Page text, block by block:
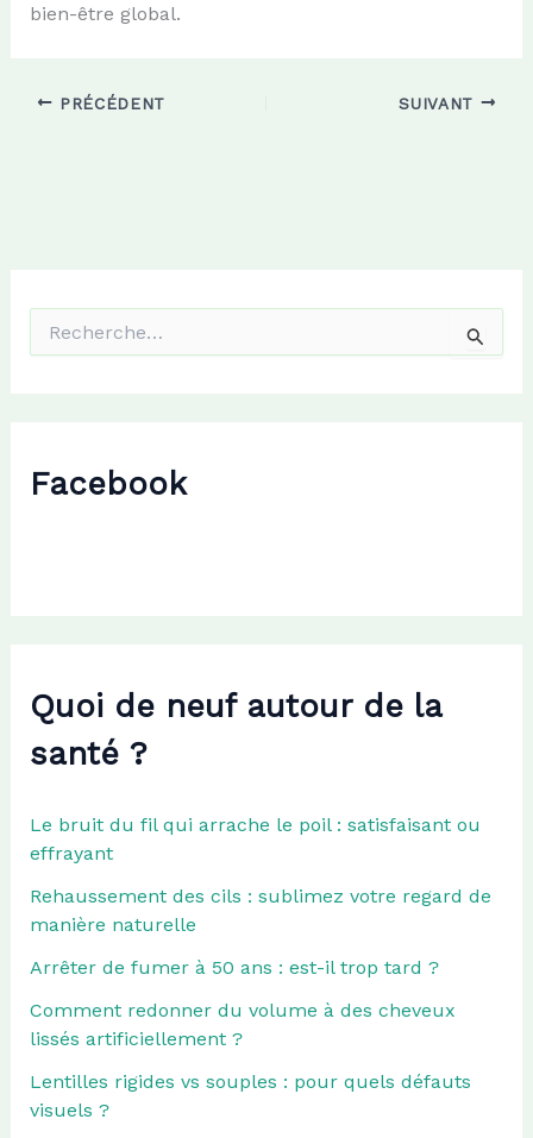
bien-être global.
PRÉCÉDENT SUIVANT
h
Facebook
Quoi de neuf autour de la
santé ?
Le bruit du fil qui arrache le poil : satisfaisant ou
effrayant
Rehaussement des cils : sublimez votre regard de
manière naturelle
Arrêter de fumer à 50 ans : est-il trop tard ?
Comment redonner du volume à des cheveux
lissés artificiellement ?
Lentilles rigides vs souples : pour quels défauts
visuels ?